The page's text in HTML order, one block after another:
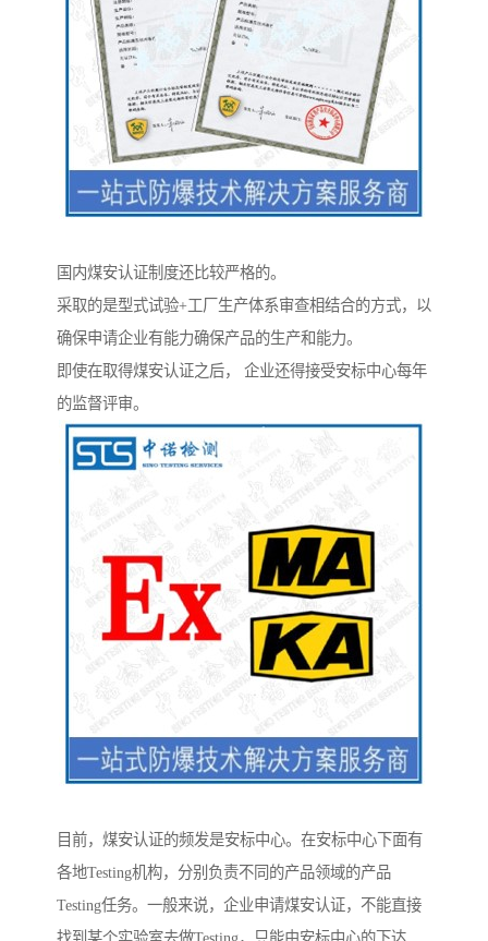
国内煤安认证制度还比较严格的。
采取的是型式试验+工厂生产体系审查相结合的方式，以
确保申请企业有能力确保产品的生产和能力。
即使在取得煤安认证之后， 企业还得接受安标中心每年
的监督评审。
目前，煤安认证的频发是安标中心。在安标中心下面有
各地Testing机构，分别负责不同的产品领域的产品
Testing任务。一般来说，企业申请煤安认证，不能直接